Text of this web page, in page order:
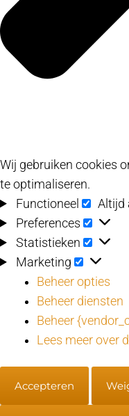
Wij gebruiken cookies
te optimaliseren.
Functioneel
Preferences
Statistieken
Marketing
Beheer opties
Beheer diensten
Beheer
Lees meer over
Accepteren